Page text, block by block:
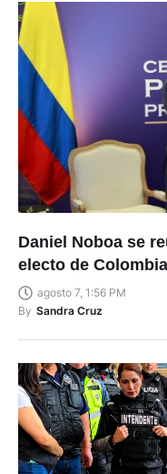
Daniel Noboa se
electo de
agosto 7, 1:56 PM
By Sandra Cruz